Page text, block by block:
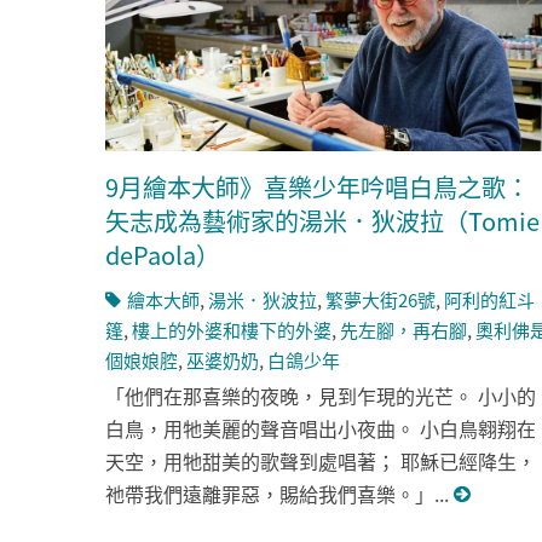
9月繪本大師》喜樂少年吟唱白鳥之歌：
矢志成為藝術家的湯米．狄波拉（Tomie
dePaola）
繪本大師,湯米．狄波拉,繁夢大街26號, 阿利的紅斗
篷,樓上的外婆和樓下的外婆, 先左腳，再右腳,奧利佛
個娘娘腔,巫婆奶奶, 白鴿少年
「他們在那喜樂的夜晚，見到乍現的光芒。 小小的
白鳥，用牠美麗的聲音唱出小夜曲。 小白鳥翱翔在
天空，用牠甜美的歌聲到處唱著； 耶穌已經降生，
祂帶我們遠離罪惡，賜給我們喜樂。」...